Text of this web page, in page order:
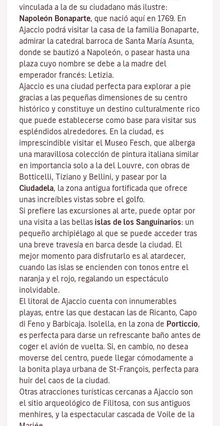
vinculada a la de su ciudadano más ilustre:
Napoleón Bonaparte, que nació aquí en 1769. En
Ajaccio podrá visitar la casa de la familia Bonaparte,
admirar la catedral barroca de Santa María Asunta,
donde se bautizó a Napoleón, o pasear hasta una
plaza cuyo nombre se debe a la madre del
emperador francés: Letizia.
Ajaccio es una ciudad perfecta para explorar a pie
gracias a las pequeñas dimensiones de su centro
histórico y constituye un destino culturalmente rico
que puede establecerse como base para visitar sus
espléndidos alrededores. En la ciudad, es
imprescindible visitar el Museo Fesch, que alberga
una maravillosa colección de pintura italiana similar
en importancia solo a la del Louvre, con obras de
Botticelli, Tiziano y Bellini, y pasear por la
Ciudadela, la zona antigua fortificada que ofrece
unas increíbles vistas sobre el golfo.
Si prefiere las excursiones al arte, puede optar por
una visita a las bellas islas de los Sanguinarios: un
pequeño archipiélago al que se puede acceder tras
una breve travesía en barca desde la ciudad. El
mejor momento para disfrutarlo es al atardecer,
cuando las islas se encienden con tonos entre el
naranja y el rojo, regalando un espectáculo
inolvidable.
El litoral de Ajaccio cuenta con innumerables
playas, entre las que destacan las de Ricanto, Capo
di Feno y Barbicaja. Isolella, en la zona de Porticcio,
es perfecta para darse un refrescante baño antes de
coger el avión de vuelta. Si, en cambio, no desea
moverse del centro, puede llegar cómodamente a
la bonita playa urbana de St-François, perfecta para
huir del caos de la ciudad.
Otras atracciones turísticas cercanas a Ajaccio son
el sitio arqueológico de Filitosa, con sus antiguos
menhires, y la espectacular cascada de Voile de la